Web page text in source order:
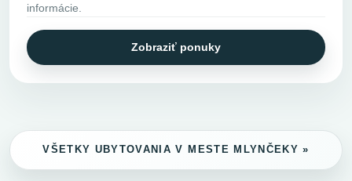
informácie.
Zobraziť ponuky
VŠETKY UBYTOVANIA V MESTE MLYNČEKY »